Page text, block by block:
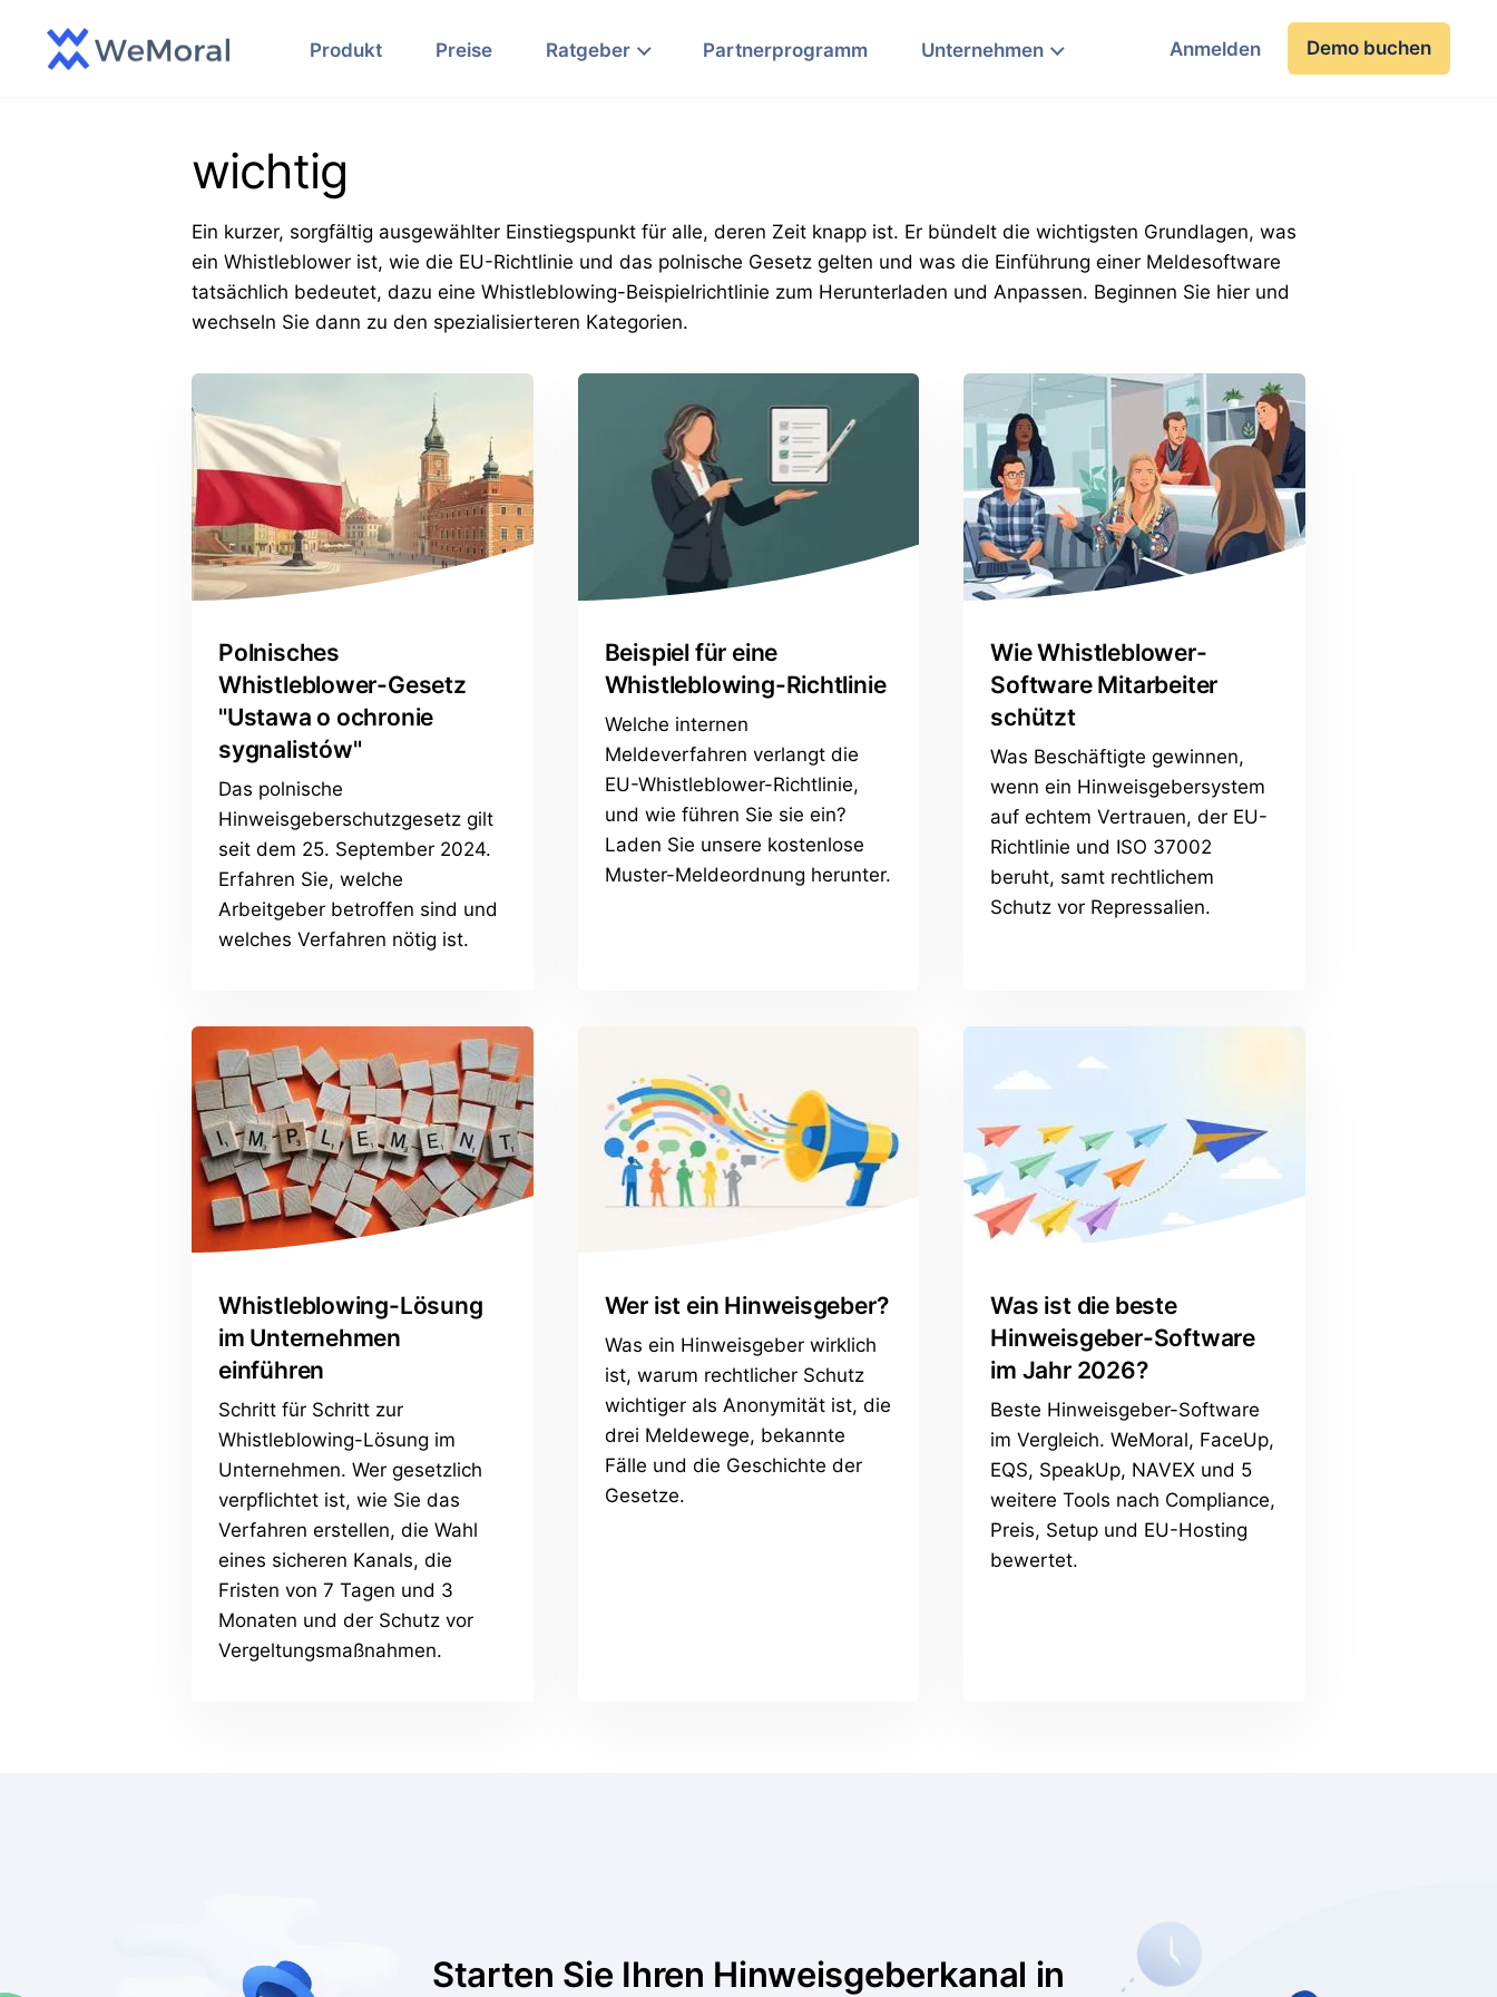
Produkt Preise Ratgeber Partnerprogramm Unternehmen Anmelden Demo buchen
wichtig
Ein kurzer, sorgfältig ausgewählter Einstiegspunkt für alle, deren Zeit knapp ist. Er bündelt die wichtigsten Grundlagen, was
ein Whistleblower ist, wie die EU-Richtlinie und das polnische Gesetz gelten und was die Einführung einer Meldesoftware
tatsächlich bedeutet, dazu eine Whistleblowing-Beispielrichtlinie zum Herunterladen und Anpassen. Beginnen Sie hier und
wechseln Sie dann zu den spezialisierteren Kategorien.
Polnisches
Whistleblower-Gesetz
"Ustawa o ochronie
sygnalistów"
Das polnische
Hinweisgeberschutzgesetz gilt
seit dem 25. September 2024.
Erfahren Sie, welche
Arbeitgeber betroffen sind und
welches Verfahren nötig ist.
Beispiel für eine
Whistleblowing-Richtlinie
Welche internen
Meldeverfahren verlangt die
EU-Whistleblower-Richtlinie,
und wie führen Sie sie ein?
Laden Sie unsere kostenlose
Muster-Meldeordnung herunter.
Wie Whistleblower-
Software Mitarbeiter
schützt
Was Beschäftigte gewinnen,
wenn ein Hinweisgebersystem
auf echtem Vertrauen, der EU-
Richtlinie und ISO 37002
beruht, samt rechtlichem
Schutz vor Repressalien.
Whistleblowing-Lösung
im Unternehmen
einführen
Schritt für Schritt zur
Whistleblowing-Lösung im
Unternehmen. Wer gesetzlich
verpflichtet ist, wie Sie das
Verfahren erstellen, die Wahl
eines sicheren Kanals, die
Fristen von 7 Tagen und 3
Monaten und der Schutz vor
Vergeltungsmaßnahmen.
Wer ist ein Hinweisgeber?
Was ein Hinweisgeber wirklich
ist, warum rechtlicher Schutz
wichtiger als Anonymität ist, die
drei Meldewege, bekannte
Fälle und die Geschichte der
Gesetze.
Was ist die beste
Hinweisgeber-Software
im Jahr 2026?
Beste Hinweisgeber-Software
im Vergleich. WeMoral, FaceUp,
EQS, SpeakUp, NAVEX und 5
weitere Tools nach Compliance,
Preis, Setup und EU-Hosting
bewertet.
Starten Sie Ihren Hinweisgeberkanal in